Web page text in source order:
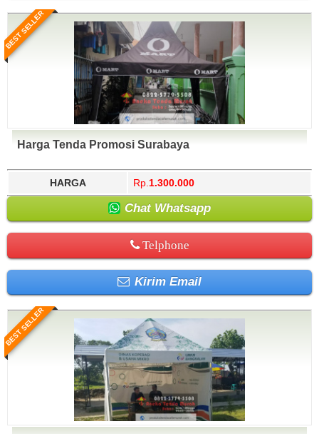
BEST SELLER
Harga Tenda Promosi Surabaya
HARGA Rp. 1.300.000
Chat Whatsapp
Telphone
Kirim Email
BEST SELLER